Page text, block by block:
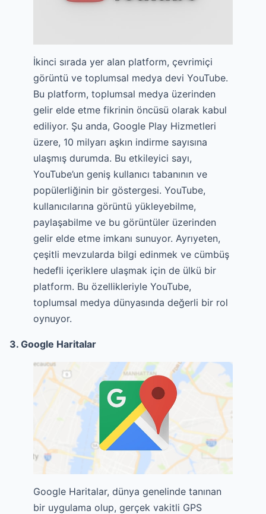
İkinci sırada yer alan platform, çevrimiçi
görüntü ve toplumsal medya devi YouTube.
Bu platform, toplumsal medya üzerinden
gelir elde etme fikrinin öncüsü olarak kabul
ediliyor. Şu anda, Google Play Hizmetleri
üzere, 10 milyarı aşkın indirme sayısına
ulaşmış durumda. Bu etkileyici sayı,
YouTube’un geniş kullanıcı tabanının ve
popülerliğinin bir göstergesi. YouTube,
kullanıcılarına görüntü yükleyebilme,
paylaşabilme ve bu görüntüler üzerinden
gelir elde etme imkanı sunuyor. Ayrıyeten,
çeşitli mevzularda bilgi edinmek ve cümbüş
hedefli içeriklere ulaşmak için de ülkü bir
platform. Bu özellikleriyle YouTube,
toplumsal medya dünyasında değerli bir rol
oynuyor.
3. Google Haritalar
Google Haritalar, dünya genelinde tanınan
bir uygulama olup, gerçek vakitli GPS